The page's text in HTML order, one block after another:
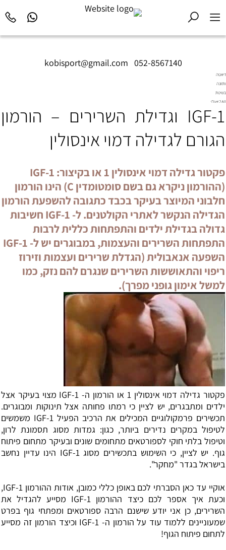
kobisport@gmail.com 052-8567140
דיאטה
ותזונה
בשיטת
Diet2All:
המדע
שמאחורי
המושלם.
IGF-1 וגדילת השרירים – הורמון
הגורם לגדילה דמוי אינסולין
פקטור גדילה דמוי אינסולין 1 או בקיצור: IGF-1
(ההורמון ניקרא גם בשם סומטומדין C‏) הינו הורמון
חלבוני המיוצר בעיקר בכבד כתגובה להשפעת הורמון
הגדילה הנקשר לאתרי הקולטנים. ל- IGF-1 חשיבות
גדולה בגדילת ילדים והתפתחות כללית לרבות
התפתחות השרירים והעצמות, במבוגרים יש ל- IGF-1
השפעה אנאבולית (הגדלת שרירים ועצמות וזירוז
ריפוי והתאוששות השרירים שנגרם להם נזק, כמו
למשל אימון גופני מפרך).
פקטור גדילה דמוי אינסולין
1 או הורמון ה- IGF-1 מצוי בעיקר אצל
ילדים ומתבגרים, יש לציין כי רמתו פחותה אצל תינוקות ומבוגרים.
תכשירים פרמקולוגיים המכילים את הרכיב הפעיל IGF-1 משמשים
לטיפול במקרים נדירים ביותר, כגון: גמדות מסוג תסמונת לרון,
וטיפול בלתי חוקי לספורטאים מתחומים שונים ובעיקר מתחום פיתוח
גוף. יש לציין, כי השימוש בתכשירים מסוג IGF-1 הינו עדיין נחשב
בישראל בגדר "מחקר".
אוקיי עד כאן הסברתי לכם באופן כללי כמובן, אודות ההורמון IGF-1,
וכעת איך אספר לכם כיצד ההורמון IGF-1 מסייע להגדיל את
השרירים, כן אני יודע שישנם הרבה ספורטאים ומפתחי גוף בפרט
שמעוניינים ללמוד עוד על הורמון ה- IGF-1 וכיצד הורמון זה מסייע
לתחום פיתוח הגוף!